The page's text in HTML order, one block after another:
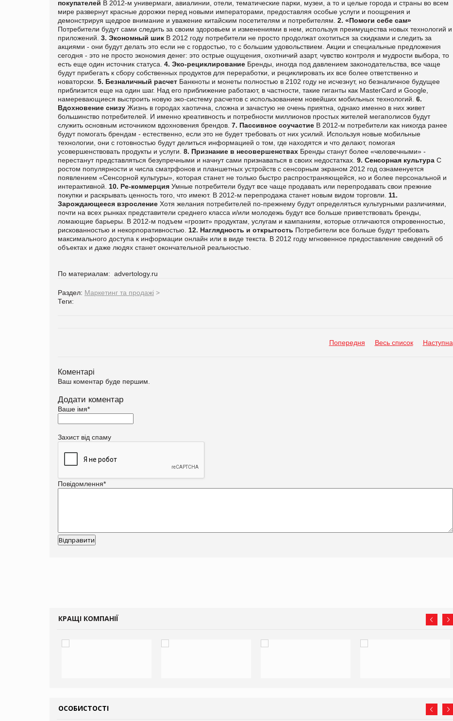
покупателей В 2012-м универмаги, авиалинии, отели, тематические парки, музеи, а то и целые города и страны во всем
мире развернут красные дорожки перед новыми императорами, предоставляя особые услуги и поощрения и
демонстрируя щедрое внимание и уважение китайским посетителям и потребителям. 2. «Помоги себе сам»
Потребители будут сами следить за своим здоровьем и изменениями в нем, используя преимущества новых технологий и
приложений. 3. Экономный шик В 2012 году потребители не просто продолжат охотиться за скидками и следить за
акциями - они будут делать это если не с гордостью, то с большим удовольствием. Акции и специальные предложения
сегодня - это не просто экономия денег: это острые ощущения, охотничий азарт, чувство контроля и мудрости выбора, то
есть еще один источник статуса. 4. Эко-рециклирование Бренды, иногда под давлением законодательства, все чаще
будут прибегать к сбору собственных продуктов для переработки, и рециклировать их все более ответственно и
новаторски. 5. Безналичный расчет Банкноты и монеты полностью в 2102 году не исчезнут, но безналичное будущее
приблизится еще на один шаг. Над его приближение работают, в частности, такие гиганты как MasterCard и Google,
намеревающиеся выстроить новую эко-систему расчетов с использованием новейших мобильных технологий. 6.
Вдохновение снизу Жизнь в городах хаотична, сложна и зачастую не очень приятна, однако именно в них живет
большинство потребителей. И именно креативность и потребности миллионов простых жителей мегаполисов будут
служить основным источником вдохновения брендов. 7. Пассивное соучастие В 2012-м потребители как никогда ранее
будут помогать брендам - естественно, если это не будет требовать от них усилий. Используя новые мобильные
технологии, они с готовностью будут делиться информацией о том, где находятся и что делают, помогая
усовершенствовать продукты и услуги. 8. Признание в несовершенствах Бренды станут более «человечными» -
перестанут представляться безупречными и начнут сами признаваться в своих недостатках. 9. Сенсорная культура С
ростом популярности и числа сматрфонов и планшетных устройств с сенсорным экраном 2012 год ознаменуется
появлением «Сенсорной культуры», которая станет не только быстро распространяющейся, но и более персональной и
интерактивной. 10. Ре-коммерция Умные потребители будут все чаще продавать или перепродавать свои прежние
покупки и раскрывать ценность того, что имеют. В 2012-м перепродажа станет новым видом торговли. 11.
Зарождающееся взросление Хотя желания потребителей по-прежнему будут определяться культурными различиями,
почти на всех рынках представители среднего класса и/или молодежь будут все больше приветствовать бренды,
ломающие барьеры. В 2012-м подъем «грозит» продуктам, услугам и кампаниям, которые отличаются откровенностью,
рискованностью и некорпоративностью. 12. Наглядность и открытость Потребители все больше будут требовать
максимального доступа к информации онлайн или в виде текста. В 2012 году мгновенное предоставление сведений об
объектах и даже людях станет окончательной реальностью.
По материалам: advertology.ru
Раздел: Маркетинг та продажі >
Теги:
Попередня Весь список Наступна
Коментарі
Ваш коментар буде першим.
Додати коментар
Ваше імя*
Захист від спаму
Повідомлення*
КРАЩІ КОМПАНІЇ
ОСОБИСТОСТІ